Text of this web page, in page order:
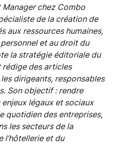
chez Combo
de la création de
aux ressources humaines,
et au droit du
la stratégie éditoriale du
des articles
dirigeants, responsables
Son objectif : rendre
légaux et sociaux
quotidien des entreprises,
les secteurs de la
l’hôtellerie et du